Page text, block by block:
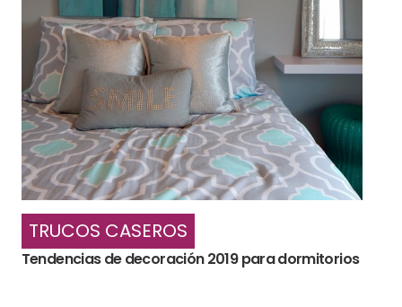
TRUCOS CASEROS
Tendencias de decoración 2019 para dormitorios